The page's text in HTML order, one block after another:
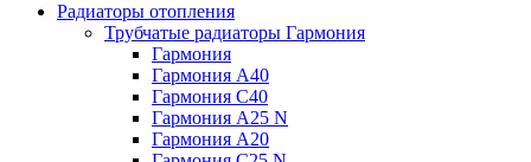
Радиаторы отопления
Трубчатые радиаторы Гармония
Гармония
Гармония А40
Гармония С40
Гармония А25 N
Гармония А20